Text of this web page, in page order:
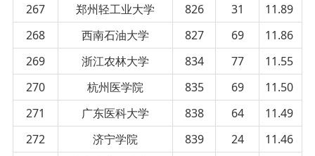
267
郑州轻工业大学 826 31
11.89
268
西南石油大学 827 69
11.86
269
浙江农林大学 834 77
11.55
270
杭州医学院 835 69
11.50
271
广东医科大学 838 64
11.49
272
济宁学院 839 24
11.46